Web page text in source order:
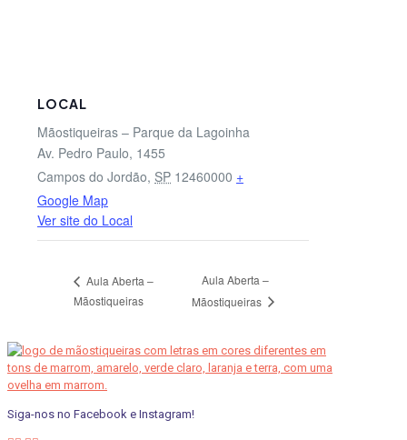
LOCAL
Mãostiqueiras – Parque da Lagoinha
Av. Pedro Paulo, 1455
Campos do Jordão, SP 12460000 +
Google Map
Ver site do Local
Aula Aberta –
Mãostiqueiras
Aula Aberta –
Mãostiqueiras
Siga-nos no Facebook e Instagram!